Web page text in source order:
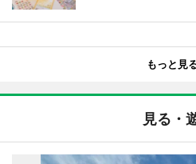
もっと見
見る・